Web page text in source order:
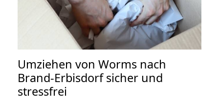
Umziehen von Worms nach
Brand-Erbisdorfsicher und
stressfrei